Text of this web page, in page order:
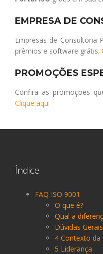
EMPRESA DE
Empresas de Consultoria
prêmios e software grátis.
PROMOÇÕES
Confira as promoções
Clique aqui
Índice
FAQ ISO 9001
O que é?
Qual a
Dúvidas
4 Contexto da
5 Liderança